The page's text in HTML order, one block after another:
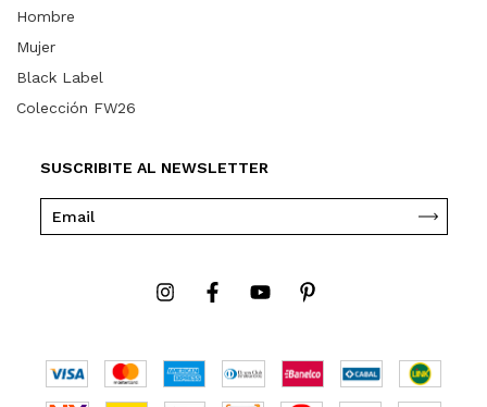
Hombre
Mujer
Black Label
Colección FW26
SUSCRIBITE AL NEWSLETTER